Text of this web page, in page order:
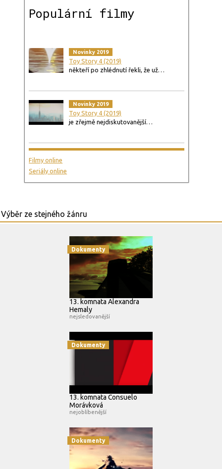
Populární filmy
Novinky 2019
Toy Story 4 (2019)
někteří po zhlédnutí řekli, že už…
Novinky 2019
Toy Story 4 (2019)
je zřejmě nejdiskutovanější…
Filmy online
Seriály online
Dokumenty
13. komnata Alexandra
Hemaly
nejsledovanější
Dokumenty
13. komnata Consuelo
Morávková
nejoblíbenější
Dokumenty